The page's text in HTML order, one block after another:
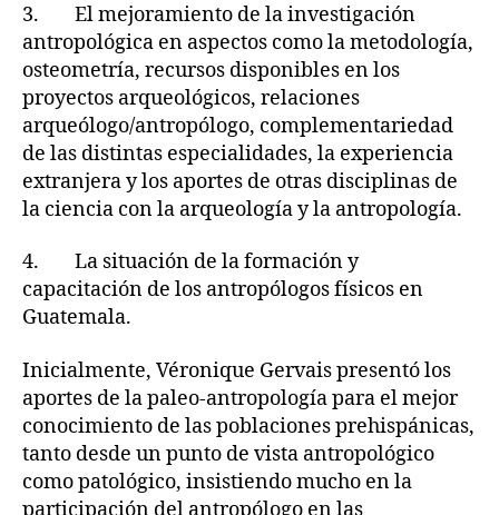
3. El mejoramiento de la investigación
antropológica en aspectos como la metodología,
osteometría, recursos disponibles en los
proyectos arqueológicos, relaciones
arqueólogo/antropólogo, complementariedad
de las distintas especialidades, la experiencia
extranjera y los aportes de otras disciplinas de
la ciencia con la arqueología y la antropología.
4. La situación de la formación y
capacitación de los antropólogos físicos en
Guatemala.
Inicialmente, Véronique Gervais presentó los
aportes de la paleo-antropología para el mejor
conocimiento de las poblaciones prehispánicas,
tanto desde un punto de vista antropológico
como patológico, insistiendo mucho en la
participación del antropólogo en las